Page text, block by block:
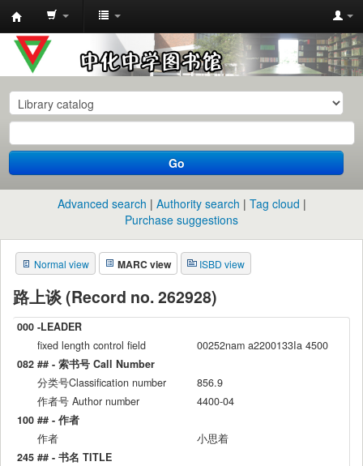
中
化
中
学
图
书
馆
目
录
Go
Advanced search Authority search
Tag cloud
Purchase suggestions
Normal view MARC view ISBD view
路上谈 (Record no. 262928)
000 -LEADER
fixed length control field
00252nam a2200133Ia 4500
082 ## - 索书号 Call Number
分类号Classification number
856.9
作者号 Author number
4400-04
100 ## - 作者
作者
小思着
245 ## - 书名 TITLE